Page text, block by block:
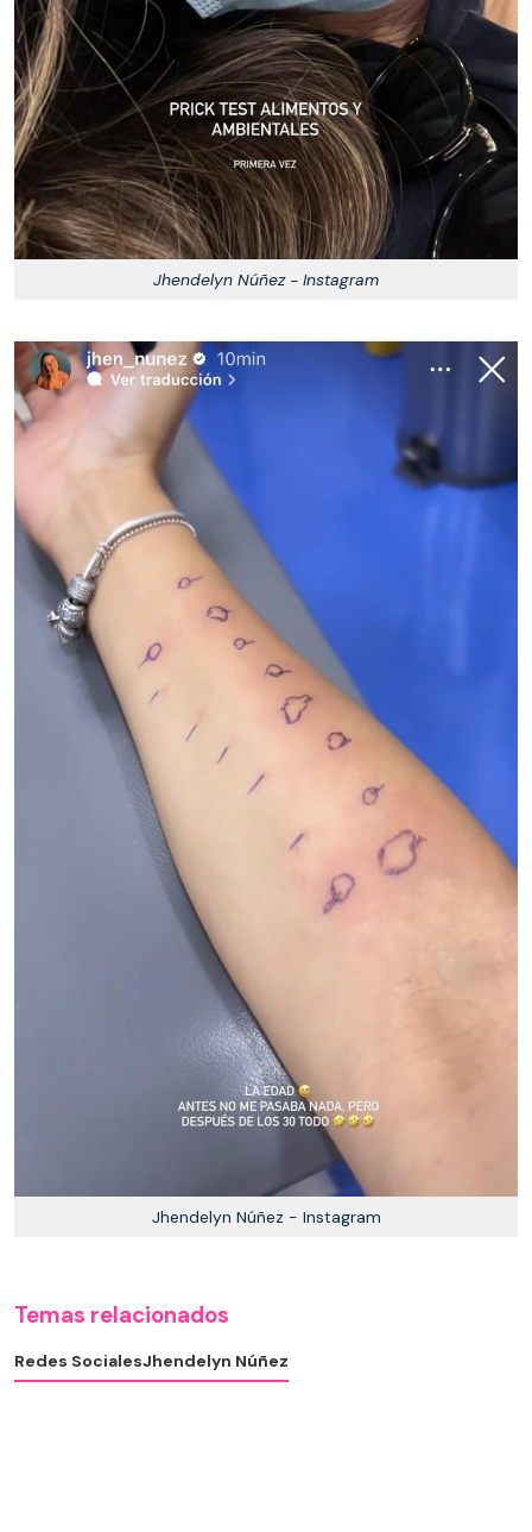
Jhendelyn Núñez - Instagram
Jhendelyn Núñez - Instagram
Temas relacionados
Redes SocialesJhendelyn Núñez